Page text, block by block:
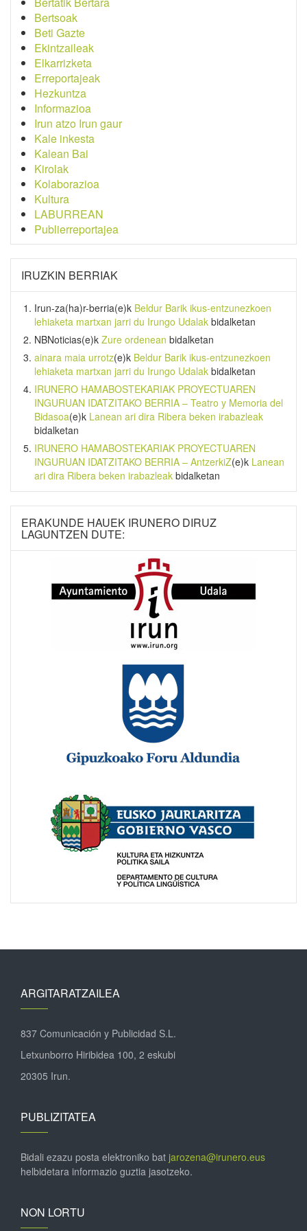
Bertsoak
Beti Gazte
Ekintzaileak
Elkarrizketa
Erreportajeak
Hezkuntza
Informazioa
Irun atzo Irun gaur
Kale inkesta
Kalean Bai
Kirolak
Kolaborazioa
Kultura
LABURREAN
Publierreportajea
IRUZKIN BERRIAK
Irun-za(ha)r-berria(e)k Beldur Barik ikus-entzunezkoen
lehiaketa martxan jarri du Irungo Udalak bidalketan
NBNoticias(e)k Zure ordenean bidalketan
ainara maia urrotz(e)k Beldur Barik ikus-entzunezkoen
lehiaketa martxan jarri du Irungo Udalak bidalketan
IRUNERO HAMABOSTEKARIAK PROYECTUAREN
INGURUAN IDATZITAKO BERRIA – Teatro y Memoria del
Bidasoa(e)k Lanean ari dira Ribera beken irabazleak
bidalketan
IRUNERO HAMABOSTEKARIAK PROYECTUAREN
INGURUAN IDATZITAKO BERRIA – AntzerkiZ(e)k Lanean
ari dira Ribera beken irabazleak bidalketan
ERAKUNDE HAUEK IRUNERO DIRUZ
LAGUNTZEN DUTE:
ARGITARATZAILEA
837 Comunicación y Publicidad S.L.
Letxunborro Hiribidea 100, 2 eskubi
20305 Irun.
PUBLIZITATEA
Bidali ezazu posta elektroniko bat jarozena@irunero.eus
helbidetara informazio guztia jasotzeko.
NON LORTU